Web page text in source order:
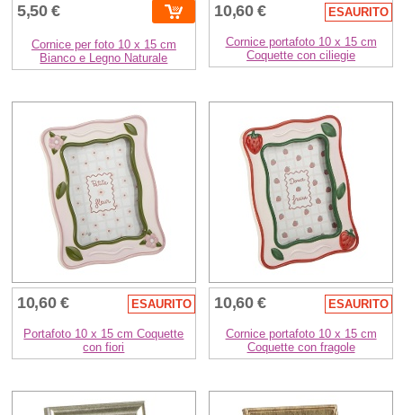
5,50 €
Cornice per foto 10 x 15 cm
Bianco e Legno Naturale
10,60 € ESAURITO
Cornice portafoto 10 x 15 cm
Coquette con ciliegie
10,60 € ESAURITO
Portafoto 10 x 15 cm Coquette
con fiori
10,60 € ESAURITO
Cornice portafoto 10 x 15 cm
Coquette con fragole